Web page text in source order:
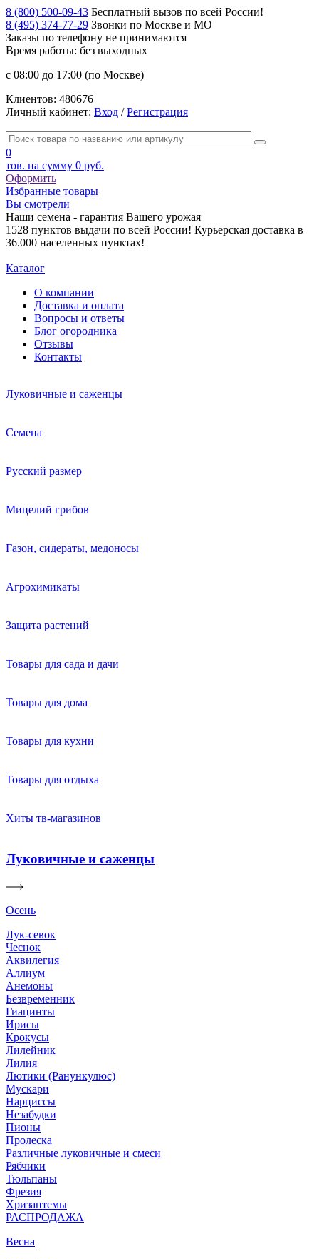
8 (800) 500-09-43 Бесплатный вызов по всей России!
8 (495) 374-77-29 Звонки по Москве и МО
Заказы по телефону не принимаются
Время работы: без выходных
с 08:00 до 17:00 (по Москве)
Клиентов: 480676
Личный кабинет: Вход /Регистрация
0
тов. на сумму 0 руб.
Оформить
Избранные товары
Вы смотрели
Наши семена - гарантия Вашего урожая
1528 пунктов выдачи по всей России! Курьерская доставка в
36.000 населенных пунктах!
Каталог
О компании
Доставка и оплата
Вопросы и ответы
Блог огородника
Отзывы
Контакты
Луковичные и саженцы
Семена
Русский размер
Мицелий грибов
Газон, сидераты, медоносы
Агрохимикаты
Защита растений
Товары для сада и дачи
Товары для дома
Товары для кухни
Товары для отдыха
Хиты тв-магазинов
Луковичные и саженцы
Осень
Лук-севок
Чеснок
Аквилегия
Аллиум
Анемоны
Безвременник
Гиацинты
Ирисы
Крокусы
Лилейник
Лилия
Лютики (Ранункулюс)
Мускари
Нарцисcы
Незабудки
Пионы
Пролеска
Различные луковичные и смеси
Рябчики
Тюльпаны
Фрезия
Хризантемы
РАСПРОДАЖА
Весна